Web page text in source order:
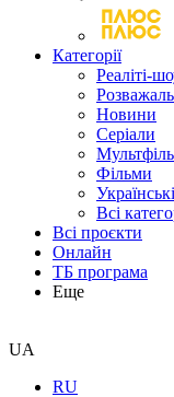
Категорії
Реаліті-
Новини
Серіали
Фільми
Всі
Всі проєкти
Онлайн
ТБ програма
Еще
UA
RU